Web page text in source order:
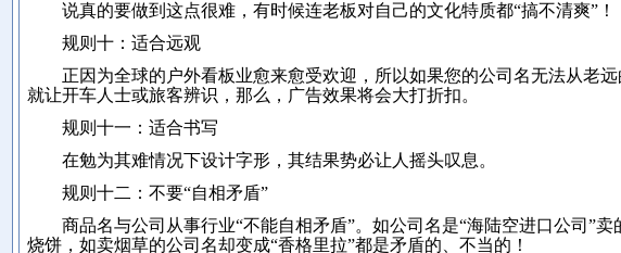
说真的要做到这点很难，有时候连老板对自己的文化特质都“搞不清爽”！
规则十：适合远观
正因为全球的户外看板业愈来愈受欢迎，所以如果您的公司名无法从老远
就让开车人士或旅客辨识，那么，广告效果将会大打折扣。
规则十一：适合书写
在勉为其难情况下设计字形，其结果势必让人摇头叹息。
规则十二：不要“自相矛盾”
商品名与公司从事行业“不能自相矛盾”。如公司名是“海陆空进口公司”卖
烧饼，如卖烟草的公司名却变成“香格里拉”都是矛盾的、不当的！